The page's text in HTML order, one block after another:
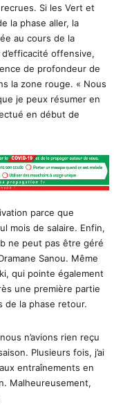
Si les Vert et
la phase aller, la
au cours de la
offensive,
de profondeur de
la zone rouge. « Nous
je peux résumer en
en début de
parce que
mois de salaire. Enfin,
ne peut pas être géré
Sanou. Même
qui pointe également
une première partie
de la phase retour.
n’avions rien reçu
Plusieurs fois, j’ai
entraînements en
Malheureusement,